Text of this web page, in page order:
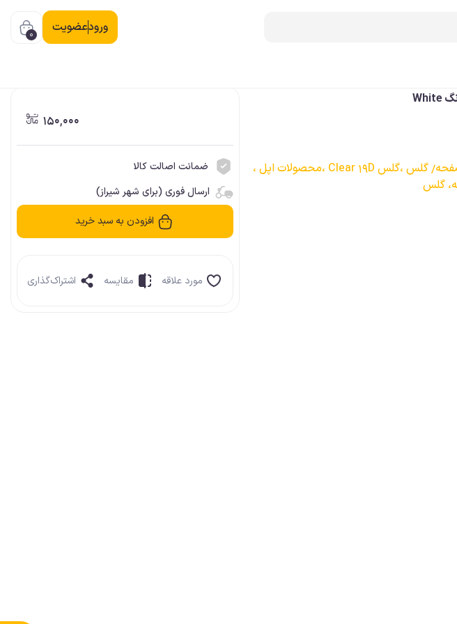
ورودعضویت 0
ایرپاد، کاور
ایرپاد، کابل، شارژر
گلس ،گلس Clear 19D ،
محصولات اپل ،
گلس
150,000
ضمانت اصالت کالا
ارسال فوری (برای شهر شیراز)
افزودن به سبد خرید
مورد علاقه مقایسه اشتراک‌گذاری